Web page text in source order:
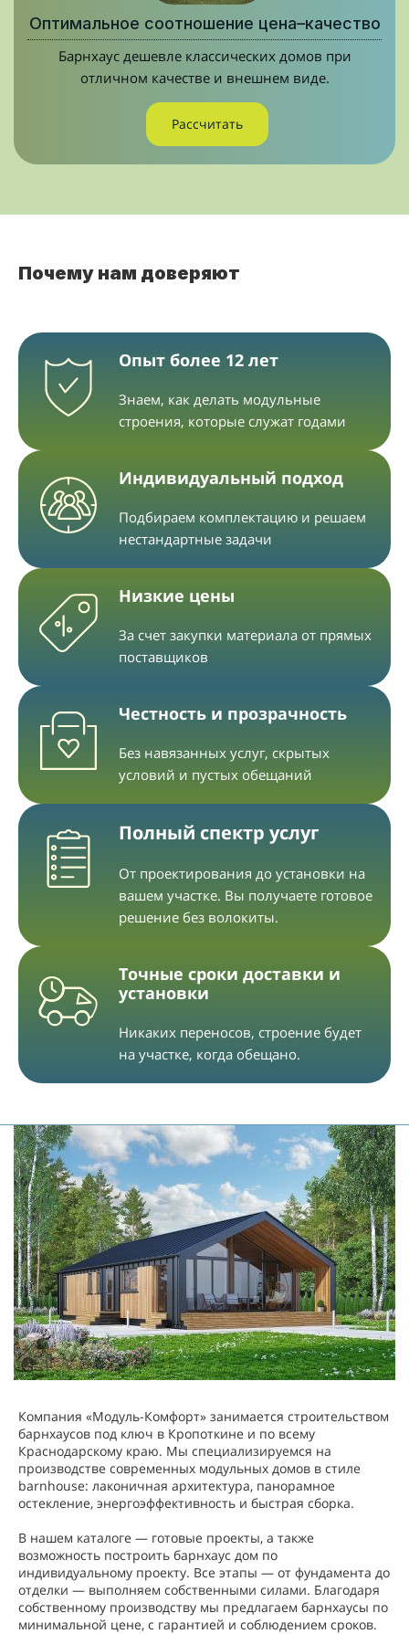
Оптимальное соотношение цена–качество
Барнхаус дешевле классических домов при
отличном качестве и внешнем виде.
Рассчитать
Почему нам доверяют
Опыт более 12 лет
Знаем, как делать модульные
строения, которые служат годами
Индивидуальный подход
Подбираем комплектацию и решаем
нестандартные задачи
Низкие цены
За счет закупки материала от прямых
поставщиков
Честность и прозрачность
Без навязанных услуг, скрытых
условий и пустых обещаний
Полный спектр услуг
От проектирования до установки на
вашем участке. Вы получаете готовое
решение без волокиты.
Точные сроки доставки и
установки
Никаких переносов, строение будет
на участке, когда обещано.
Компания «Модуль-Комфорт» занимается строительством
барнхаусов под ключ в Кропоткине и по всему
Краснодарскому краю. Мы специализируемся на
производстве современных модульных домов в стиле
barnhouse: лаконичная архитектура, панорамное
остекление, энергоэффективность и быстрая сборка.
В нашем каталоге — готовые проекты, а также
возможность построить барнхаус дом по
индивидуальному проекту. Все этапы — от фундамента до
отделки — выполняем собственными силами. Благодаря
собственному производству мы предлагаем барнхаусы по
минимальной цене, с гарантией и соблюдением сроков.